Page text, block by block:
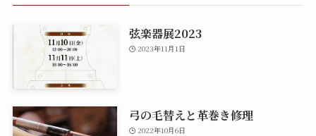
弦楽器展2023
2023年11月1日
弓の毛替えと革巻き修理
2022年10月6日